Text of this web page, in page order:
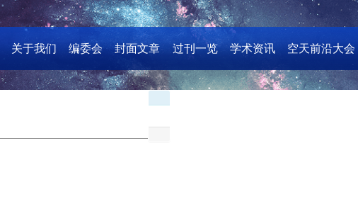
关于我们 编委会 封面文章 过刊一览 学术资讯 空天前沿大会